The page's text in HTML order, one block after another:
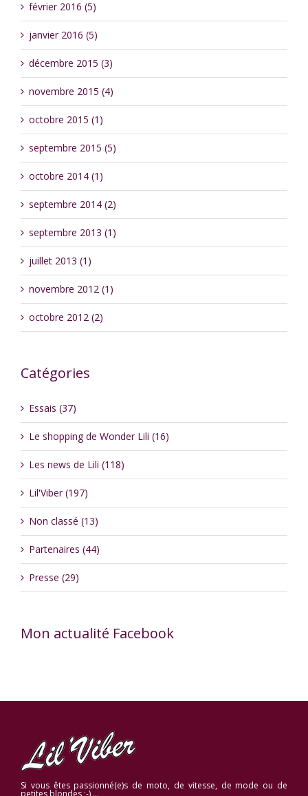
février 2016 (5)
janvier 2016 (5)
décembre 2015 (3)
novembre 2015 (4)
octobre 2015 (1)
septembre 2015 (5)
octobre 2014 (1)
septembre 2014 (2)
septembre 2013 (1)
juillet 2013 (1)
novembre 2012 (1)
octobre 2012 (2)
Catégories
Essais (37)
Le shopping de Wonder Lili (16)
Les news de Lili (118)
Lil'Viber (197)
Non classé (13)
Partenaires (44)
Presse (29)
Mon actualité Facebook
Si vous êtes passionné(e)s de moto, de vitesse, de mode ou de
petites blondes ;-) …